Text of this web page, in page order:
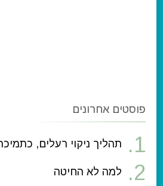
פוסטים אחרונים
תהליך ניקוי רעלים,
למה לא החיטה